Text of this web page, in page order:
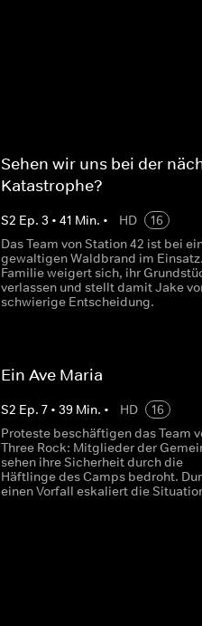
Sehen wir uns bei der
Katastrophe?
S2 Ep. 3 • 41 Min. • HD
16
Das Team von Station 42 ist bei
gewaltigen Waldbrand im
Familie weigert sich, ihr
verlassen und stellt damit Jake
schwierige Entscheidung.
Ein Ave Maria
S2 Ep. 7• 39Min. • HD
16
Proteste beschäftigen das Team
Three Rock: Mitglieder der
sehen ihre Sicherheit durch die
Häftlinge des Camps bedroht.
einen Vorfall eskaliert die